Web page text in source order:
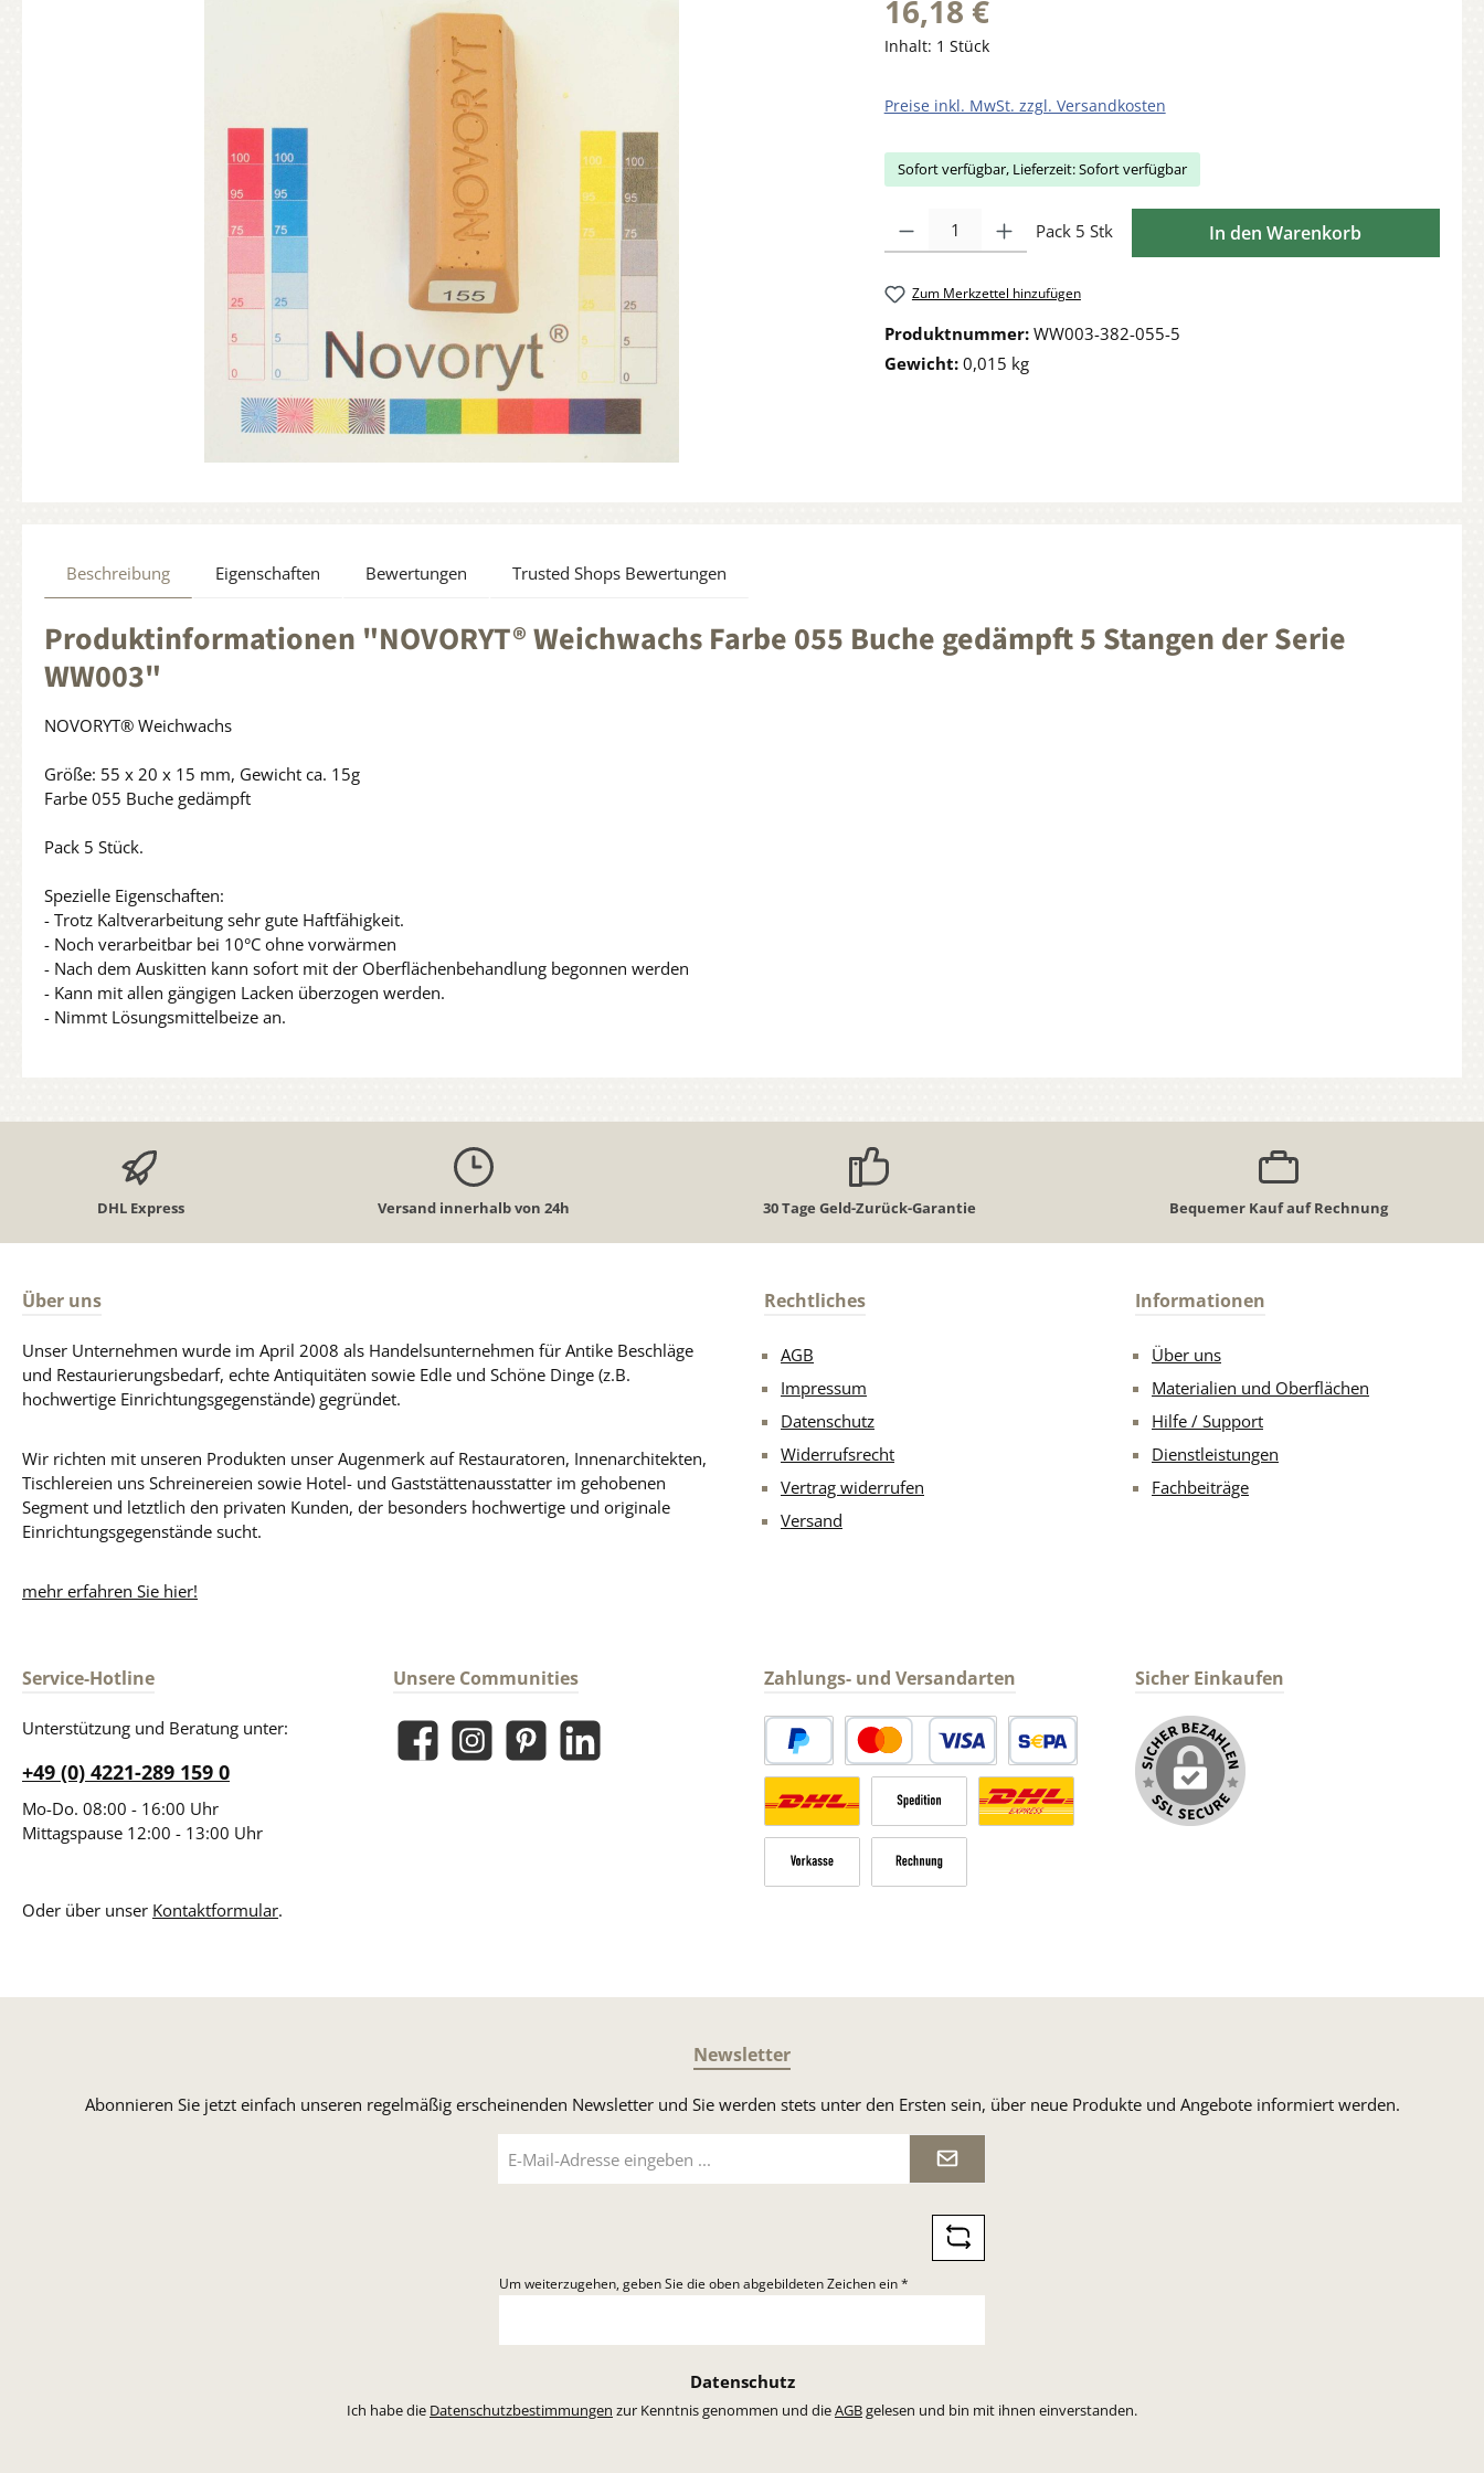
16,18 €
Inhalt: 1 Stück
Preise inkl. MwSt. zzgl. Versandkosten
Sofort verfügbar, Lieferzeit: Sofort verfügbar
Pack 5 Stk In den Warenkorb
Zum Merkzettel hinzufügen
Produktnummer: WW003-382-055-5
Gewicht: 0,015 kg
Beschreibung Eigenschaften Bewertungen Trusted Shops Bewertungen
Produktinformationen "NOVORYT® Weichwachs Farbe 055 Buche gedämpft 5 Stangen der Serie
WW003"
NOVORYT® Weichwachs
Größe: 55 x 20 x 15 mm, Gewicht ca. 15g
Farbe 055 Buche gedämpft
Pack 5 Stück.
Spezielle Eigenschaften:
- Trotz Kaltverarbeitung sehr gute Haftfähigkeit.
- Noch verarbeitbar bei 10°C ohne vorwärmen
- Nach dem Auskitten kann sofort mit der Oberflächenbehandlung begonnen werden
- Kann mit allen gängigen Lacken überzogen werden.
- Nimmt Lösungsmittelbeize an.
DHL Express Versand innerhalb von 24h 30 Tage Geld-Zurück-Garantie Bequemer Kauf auf Rechnung
Über uns
Unser Unternehmen wurde im April 2008 als Handelsunternehmen für Antike Beschläge
und Restaurierungsbedarf, echte Antiquitäten sowie Edle und Schöne Dinge (z.B.
hochwertige Einrichtungsgegenstände) gegründet.
Wir richten mit unseren Produkten unser Augenmerk auf Restauratoren, Innenarchitekten,
Tischlereien uns Schreinereien sowie Hotel- und Gaststättenausstatter im gehobenen
Segment und letztlich den privaten Kunden, der besonders hochwertige und originale
Einrichtungsgegenstände sucht.
mehr erfahren Sie hier!
Rechtliches
AGB
Impressum
Datenschutz
Widerrufsrecht
Vertrag widerrufen
Versand
Informationen
Über uns
Materialien und Oberflächen
Hilfe / Support
Dienstleistungen
Fachbeiträge
Service-Hotline
Unterstützung und Beratung unter:
+49 (0) 4221-289 159 0
Mo-Do. 08:00 - 16:00 Uhr
Mittagspause 12:00 - 13:00 Uhr
Oder über unser Kontaktformular.
Unsere Communities
FacebookInstagramPinterestLinkedIn
Zahlungs- und Versandarten
PayPal Kredit- oder DebitkarteSEPA Lastschrift
Versandkosten Deutschland normaler Versand Deutsche Post
Sperrgut
Sicher Einkaufen
Newsletter
Abonnieren Sie jetzt einfach unseren regelmäßig erscheinenden Newsletter und Sie werden stets unter den Ersten sein, über neue Produkte und Angebote informiert werden.
Mail-
Adresse
Um weiterzugehen, geben Sie die oben abgebildeten Zeichen ein*
Datenschutz
Ich habe die Datenschutzbestimmungen zur Kenntnis genommen und dieAGBgelesen und bin mit ihnen einverstanden.